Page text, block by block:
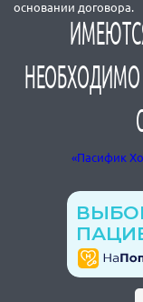
основании договора.
НЕОБХОДИМО
«Пасифик